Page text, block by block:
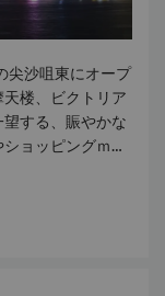
尖沙咀東にオープ
楼、ビクトリア
する、賑やかな
ョッピングｍ、
です。